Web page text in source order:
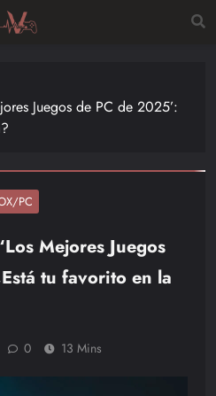
de las
últimas
novedades
los
–
Nintendo,
Playstac
Juegos de PC de 2025’:
PC
Mejores Juegos
tu favorito en la
0 13 Mins